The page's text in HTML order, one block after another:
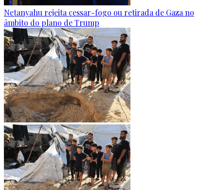
Netanyahu rejeita cessar-fogo ou retirada de Gaza no
âmbito do plano de Trump